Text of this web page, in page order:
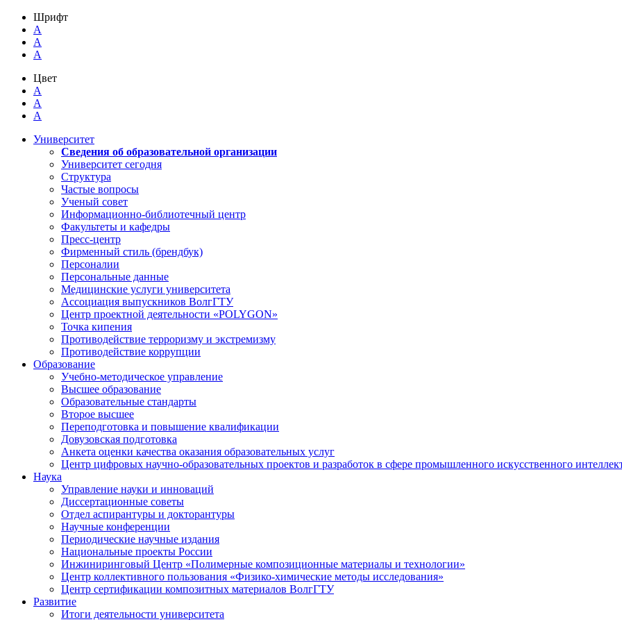
Шрифт
A
A
A
Цвет
A
A
A
Университет
Сведения об образовательной организации
Университет сегодня
Структура
Частые вопросы
Ученый совет
Информационно-библиотечный центр
Факультеты и кафедры
Пресс-центр
Фирменный стиль (брендбук)
Персоналии
Персональные данные
Медицинские услуги университета
Ассоциация выпускников ВолгГТУ
Центр проектной деятельности «POLYGON»
Точка кипения
Противодействие терроризму и экстремизму
Противодействие коррупции
Образование
Учебно-методическое управление
Высшее образование
Образовательные стандарты
Второе высшее
Переподготовка и повышение квалификации
Довузовская подготовка
Анкета оценки качества оказания образовательных услуг
Центр цифровых научно-образовательных проектов и разработок в сфере промышленного искусственного
Наука
Управление науки и инноваций
Диссертационные советы
Отдел аспирантуры и докторантуры
Научные конференции
Периодические научные издания
Национальные проекты России
Инжиниринговый Центр «Полимерные композиционные материалы и технологии»
Центр коллективного пользования «Физико-химические методы исследования»
Центр сертификации композитных материалов ВолгГТУ
Развитие
Итоги деятельности университета